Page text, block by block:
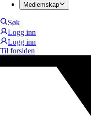
Medlemskap
Søk
Logg inn
Logg inn
Til forsiden